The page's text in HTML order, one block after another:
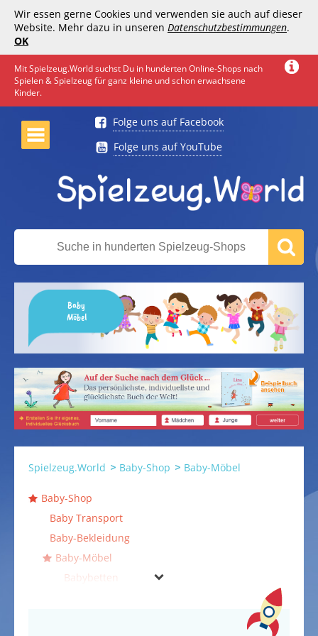
Wir essen gerne Cookies und verwenden sie auch auf dieser
Website. Mehr dazu in unseren Datenschutzbestimmungen.
OK
Mit Spielzeug.World suchst Du in hunderten Online-Shops nach
Spielen & Spielzeug für ganz kleine und schon erwachsene
Kinder.
Folge uns auf Facebook
Folge uns auf YouTube
Baby
Möbel
Spielzeug.World Baby-Shop Baby-Möbel
Baby-Shop
Baby Transport
Baby-Bekleidung
Baby-Möbel
Babybetten